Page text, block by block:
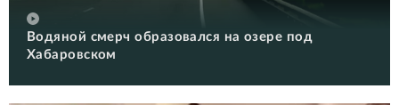
Водяной смерч образовался на озере под
Хабаровском